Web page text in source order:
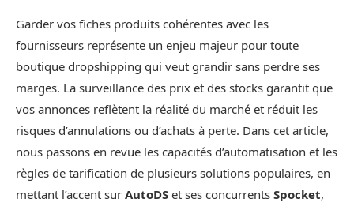
Garder vos fiches produits cohérentes avec les
fournisseurs représente un enjeu majeur pour toute
boutique dropshipping qui veut grandir sans perdre ses
marges. La surveillance des prix et des stocks garantit que
vos annonces reflètent la réalité du marché et réduit les
risques d’annulations ou d’achats à perte. Dans cet article,
nous passons en revue les capacités d’automatisation et les
règles de tarification de plusieurs solutions populaires, en
mettant l’accent sur AutoDS et ses concurrents Spocket,